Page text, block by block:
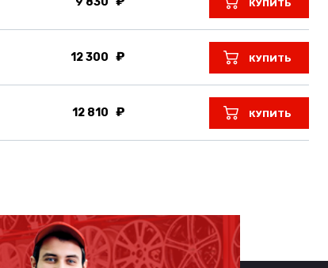
КУПИТЬ
12 300 КУПИТЬ
12 810 КУПИТЬ